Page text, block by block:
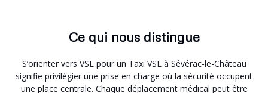
Ce qui nous distingue
S’orienter vers VSL pour un Taxi VSL à Sévérac-le-Château
signifie privilégier une prise en charge où la sécurité occupent
une place centrale. Chaque déplacement médical peut être